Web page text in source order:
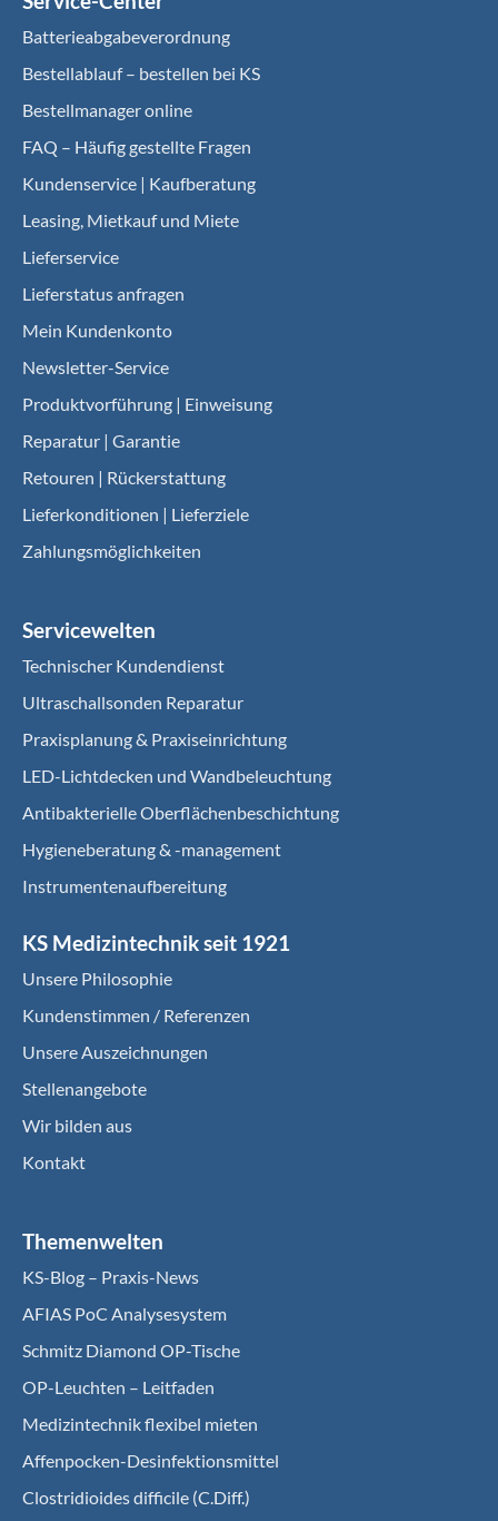
Batterieabgabeverordnung
Bestellablauf – bestellen bei KS
Bestellmanager online
FAQ – Häufig gestellte Fragen
Kundenservice | Kaufberatung
Leasing, Mietkauf und Miete
Lieferservice
Lieferstatus anfragen
Mein Kundenkonto
Newsletter-Service
Produktvorführung | Einweisung
Reparatur | Garantie
Retouren | Rückerstattung
Lieferkonditionen | Lieferziele
Zahlungsmöglichkeiten
Servicewelten
Technischer Kundendienst
Ultraschallsonden Reparatur
Praxisplanung & Praxiseinrichtung
LED-Lichtdecken und Wandbeleuchtung
Antibakterielle Oberflächenbeschichtung
Hygieneberatung & -management
Instrumentenaufbereitung
KS Medizintechnik seit 1921
Unsere Philosophie
Kundenstimmen / Referenzen
Unsere Auszeichnungen
Stellenangebote
Wir bilden aus
Kontakt
Themenwelten
KS-Blog – Praxis-News
AFIAS PoC Analysesystem
Schmitz Diamond OP-Tische
OP-Leuchten – Leitfaden
Medizintechnik flexibel mieten
Affenpocken-Desinfektionsmittel
Clostridioides difficile (C.Diff.)